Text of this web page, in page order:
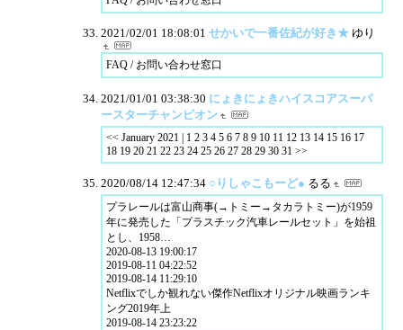
2021/02/01 18:08:01 せかいで一番佐紀が好き★ ゆり
FAQ / お問い合わせ窓口
2021/01/01 03:38:30 にょきにょきハイスコアスーパ
ースターチャンピオン
<< January 2021 | 1 2 3 4 5 6 7 8 9 10 11 12 13 14 15 16 17
18 19 20 21 22 23 24 25 26 27 28 29 30 31 >>
2020/08/14 12:47:34 ○りしゃこもーど● るる
プラレールは富山商事(→トミー→タカラトミー)が1959
年に発売した「プラスチック汽車レールセット」を始祖
とし、1958…
2020-08-13 19:00:17
2019-08-11 04:22:52
2019-08-14 11:29:10
Netflixでしか観れない傑作Netflixオリジナル映画ランキ
ング2019年上
2019-08-14 23:23:22